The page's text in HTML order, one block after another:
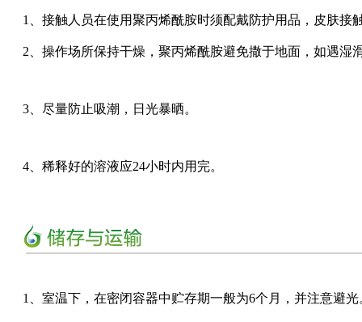
1、接触人员在使用聚丙烯酰胺时须配戴防护用品，皮肤接
2、操作场所保持干燥，聚丙烯酰胺避免撒于地面，如遇湿
3、尽量防止吸潮，日光暴晒。
4、稀释好的溶液应24小时内用完。
1、室温下，在密闭容器中贮存期一般为6个月，并注意避光